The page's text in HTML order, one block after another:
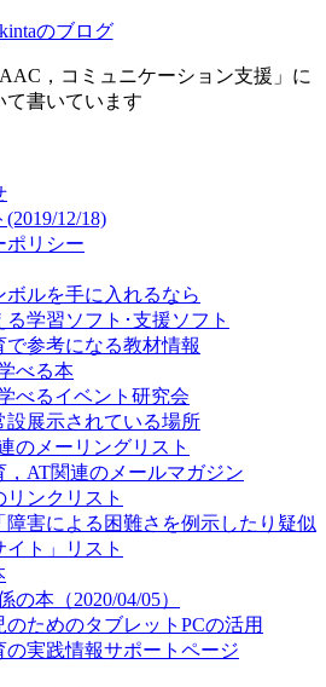
kintaのブログ
，コミュニケーション支援」に
て書いています
12/18)
ポリシー
ボルを手に入れるなら
る学習ソフト･支援ソフト
で参考になる教材情報
べる本
べるイベント研究会
設展示されている場所
のメーリングリスト
，AT関連のメールマガジン
ンクリスト
障害による困難さを例示したり疑似
ト」リスト
の本（2020/04/05）
のためのタブレットPCの活用
の実践情報サポートページ